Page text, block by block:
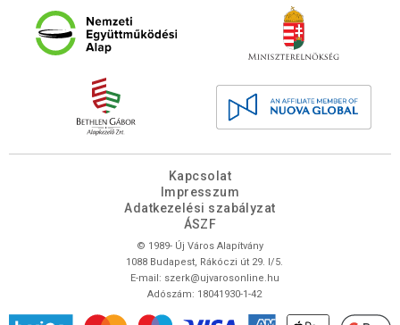
Kapcsolat
Impresszum
Adatkezelési szabályzat
ÁSZF
© 1989- Új Város Alapítvány
1088 Budapest, Rákóczi út 29. I/5.
E-mail: szerk@ujvarosonline.hu
Adószám: 18041930-1-42